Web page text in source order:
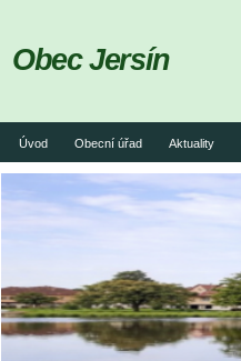
Úvod Obecní úřad Aktuality
Obec Jersín